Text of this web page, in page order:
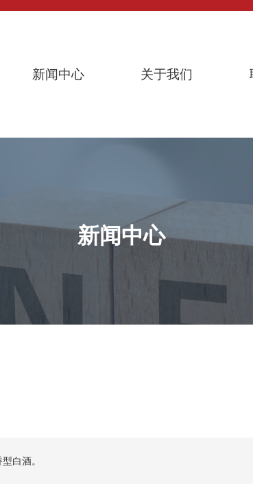
新闻中心 关于我们
新闻中心
白酒。